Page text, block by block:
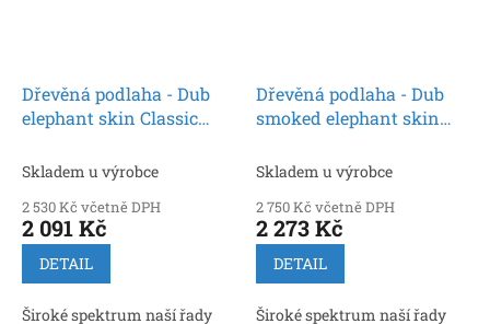
Dřevěná podlaha - Dub
elephant skin Classic
třívrstvá
Skladem u výrobce
2 530 Kč včetně DPH
2 091 Kč
DETAIL
Široké spektrum naší řady
Dřevěná podlaha - Dub
smoked elephant skin
(Parador) - třívrstvá
Skladem u výrobce
2 750 Kč včetně DPH
2 273 Kč
DETAIL
Široké spektrum naší řady